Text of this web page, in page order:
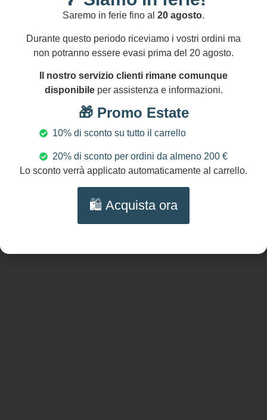
56,00€
Orecchini con stella in argento 925 e perla a
goccia verde.
Aggiungi al carrello
Saremo in ferie fino al 20 agosto.
Durante questo periodo riceviamo i vostri ordini ma
non potranno essere evasi prima del 20 agosto.
Il nostro servizio clienti rimane comunque
disponibileper assistenza e informazioni.
🎁 Promo Estate
10% di sconto su tutto il carrello
20% di sconto per ordini da almeno 200 €
Lo sconto verrà applicato automaticamente al carrello.
🛍️ Acquista ora